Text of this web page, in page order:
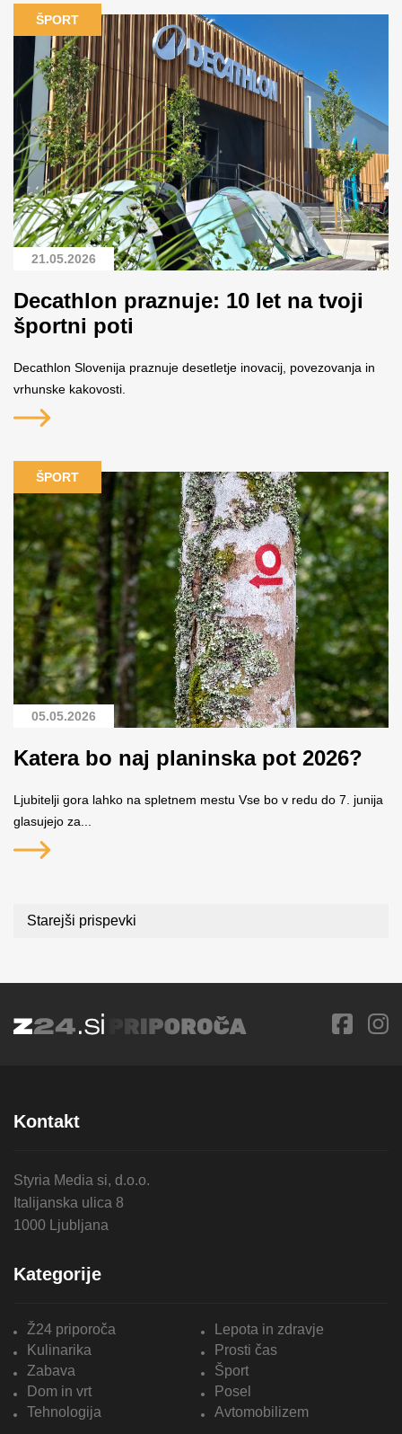
ŠPORT
21.05.2026
Decathlon praznuje: 10 let na tvoji
športni poti
Decathlon Slovenija praznuje desetletje inovacij, povezovanja in
vrhunske kakovosti.
ŠPORT
05.05.2026
Katera bo naj planinska pot 2026?
Ljubitelji gora lahko na spletnem mestu Vse bo v redu do 7. junija
glasujejo za...
Navigacija
Starejši prispevki
Kontakt
Styria Media si, d.o.o.
Italijanska ulica 8
1000 Ljubljana
Kategorije
Ž24 priporoča
Lepota in zdravje
Kulinarika
Prosti čas
Zabava
Šport
Dom in vrt
Posel
Tehnologija
Avtomobilizem